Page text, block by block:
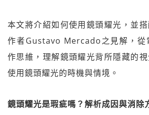
本文將介紹如何使用鏡頭耀光，並搭
作者Gustavo Mercado之見解，從
作思維，理解鏡頭耀光背所隱藏的
使用鏡頭耀光的時機與情境。
鏡頭耀光是瑕疵嗎？解析成因與消除